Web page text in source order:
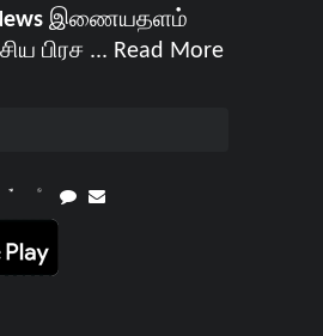
இணையதளம்
பிரச ... Read More